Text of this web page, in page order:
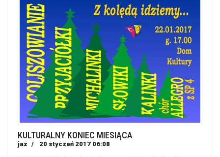
KULTURALNY KONIEC MIESIĄCA
jaz 20 styczeń 2017 06:08